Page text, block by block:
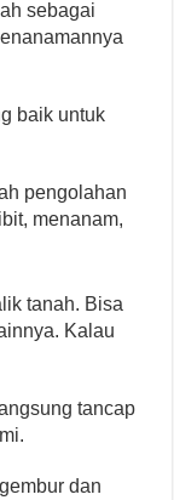
sebagai
baik untuk
pengolahan
menanam,
tanah. Bisa
Kalau
tancap
dan